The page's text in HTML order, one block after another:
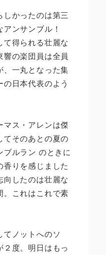
かったのは第三
アンサンブル！
て得られる壮麗な
の楽団員は全員
、一丸となった集
日本代表のよう
マス・アレンは傑
てそのあとの夏の
ブルラン のときに
りを感じました
向したのは壮麗な
。これはこれで素
ノットへのソ
２度。明日はもっ